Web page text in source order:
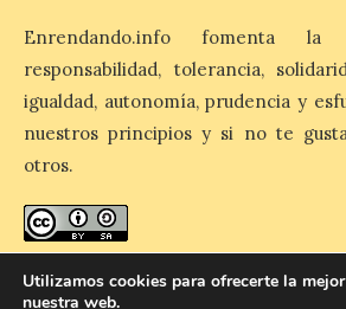
Matilla, […]
La I Feria de la Cerveza
Artesana de Astorga
arranca con una gran
acogida del público
8 Ago 2026
Enrendando.info fomenta la
responsabilidad, tolerancia,
igualdad, autonomía, prudencia y
nuestros principios y si no te
otros.
Reconocimiento-CompartirIgual 4.0
Utilizamos cookies para ofrecerte la
nuestra web.